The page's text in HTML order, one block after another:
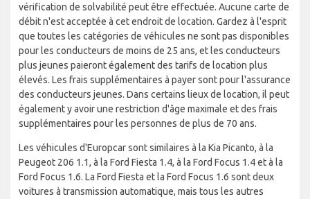
vérification de solvabilité peut être effectuée. Aucune carte de
débit n'est acceptée à cet endroit de location. Gardez à l'esprit
que toutes les catégories de véhicules ne sont pas disponibles
pour les conducteurs de moins de 25 ans, et les conducteurs
plus jeunes paieront également des tarifs de location plus
élevés. Les frais supplémentaires à payer sont pour l'assurance
des conducteurs jeunes. Dans certains lieux de location, il peut
également y avoir une restriction d'âge maximale et des frais
supplémentaires pour les personnes de plus de 70 ans.
Les véhicules d'Europcar sont similaires à la Kia Picanto, à la
Peugeot 206 1.1, à la Ford Fiesta 1.4, à la Ford Focus 1.4 et à la
Ford Focus 1.6. La Ford Fiesta et la Ford Focus 1.6 sont deux
voitures à transmission automatique, mais tous les autres